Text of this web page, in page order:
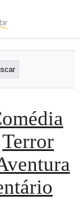
Terror